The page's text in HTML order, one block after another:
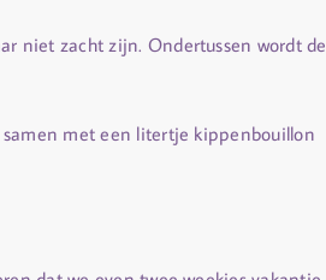
niet zacht zijn. Ondertussen wordt de
met een litertje kippenbouillon